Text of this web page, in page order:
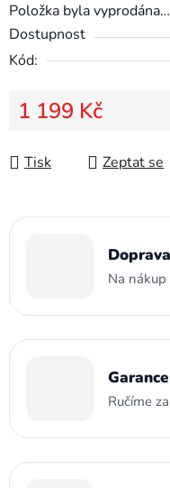
Položka byla vyprodána…
Dostupnost
Kód:
1 199 Kč
Tisk
Zeptat se
Na
Ručíme